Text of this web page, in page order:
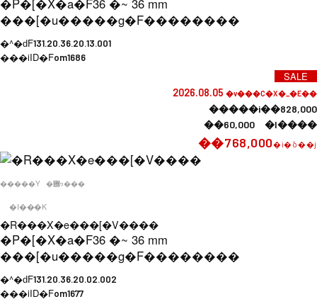
�P�[�X�a�F36 �~ 36 mm
���[�u�����g�F��������
�^�ԁF131.20.36.20.13.001
���iID�Fom1686
SALE
2026.08.05 �v���C�X�_�E��
�����i��828,000
��60,000 �l����
��768,000�i�ō��j
�����Y �݌ɂ���
�I���K
�R���X�e���[�V����
�P�[�X�a�F36 �~ 36 mm
���[�u�����g�F��������
�^�ԁF131.20.36.20.02.002
���iID�Fom1677